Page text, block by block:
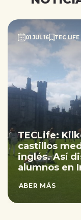
01 JUL 16 TEC LIFE
TECLife:
castillos
inglés. Así
alumnos en
SABER MÁS